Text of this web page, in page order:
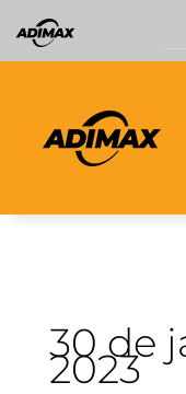
para
o
30 de
2023